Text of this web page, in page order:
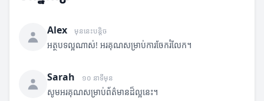
Alex មុននេះបន្តិច
អត្ថបទល្អណាស់! អរគុណសម្រាប់ការចែករំលែក។
Sarah ១០ នាទីមុន
សូមអរគុណសម្រាប់ព័ត៌មានដ៏ល្អនេះ។